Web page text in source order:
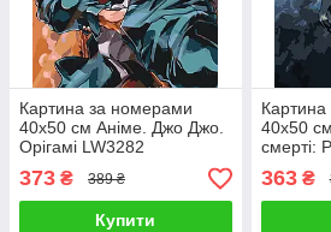
Картина за номерами
40х50 см Аніме. Джо Джо.
Орігамі LW3282
373 ₴ 389 ₴
Купити
40х50
смерті:
363₴